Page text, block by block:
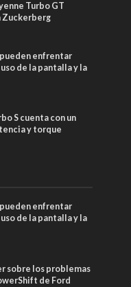
Turbo GT
Zuckerberg
enfrentar
de la pantalla y la
S cuenta con un
y torque
enfrentar
de la pantalla y la
sobre los problemas
de Ford